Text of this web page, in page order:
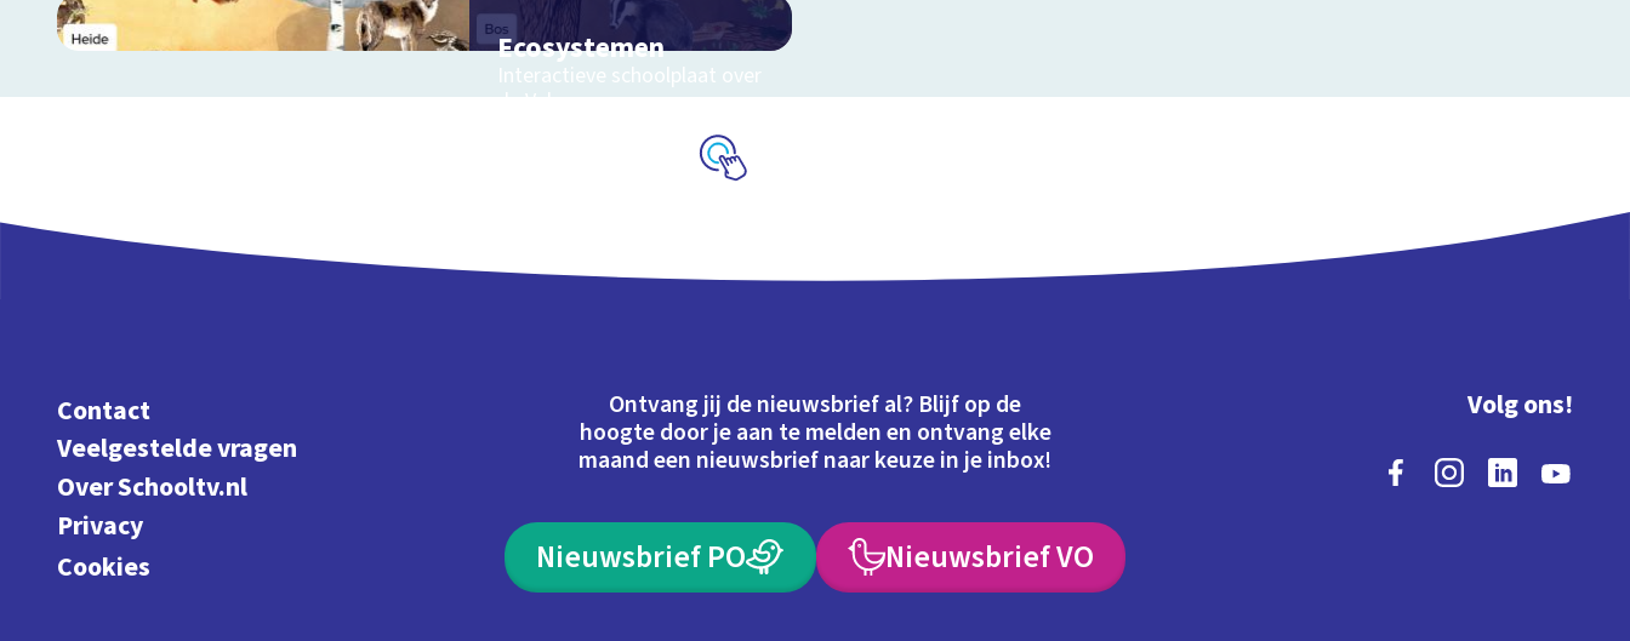
Ecosystemen
Interactieve schoolplaat over
de Veluwe
Contact
Veelgestelde vragen
Over Schooltv.nl
Privacy
Cookies
Ontvang jij de nieuwsbrief al? Blijf op de
hoogte door je aan te melden en ontvang elke
maand een nieuwsbrief naar keuze in je inbox!
Nieuwsbrief PO Nieuwsbrief VO
Volg ons!